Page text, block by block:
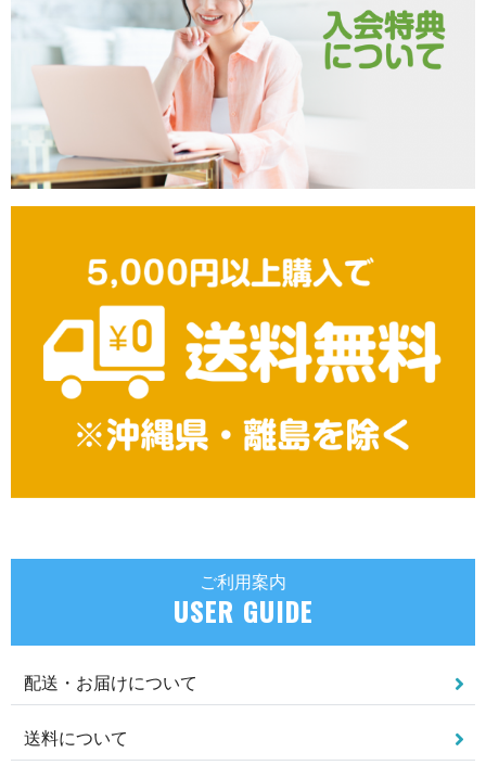
ご利用案内
USER GUIDE
配送・お届けについて
送料について